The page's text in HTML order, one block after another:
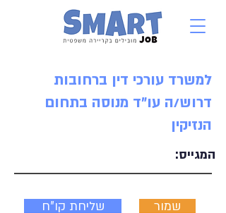
למשרד עורכי דין ברחובות
דרוש/ה עו"ד מנוסה בתחום
הנזיקין
המגייס:
שליחת קו"ח שמור